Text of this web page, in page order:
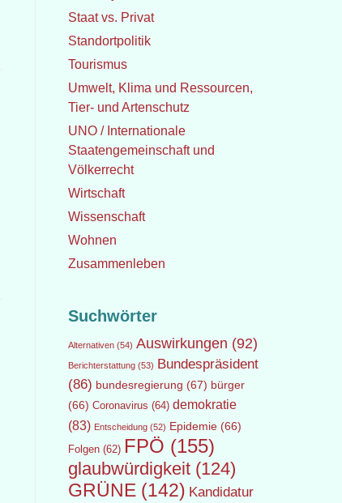
Staat vs. Privat
Standortpolitik
Tourismus
Umwelt, Klima und Ressourcen,
Tier- und Artenschutz
UNO / Internationale
Staatengemeinschaft und
Völkerrecht
Wirtschaft
Wissenschaft
Wohnen
Zusammenleben
Suchwörter
Alternativen(54) Auswirkungen (92)
Berichterstattung(53) Bundespräsident
(86) bundesregierung (67) bürger
(66) Coronavirus (64) demokratie
(83) Entscheidung(52) Epidemie(66)
Folgen(62) FPÖ (155)
glaubwürdigkeit(124)
GRÜNE(142) Kandidatur